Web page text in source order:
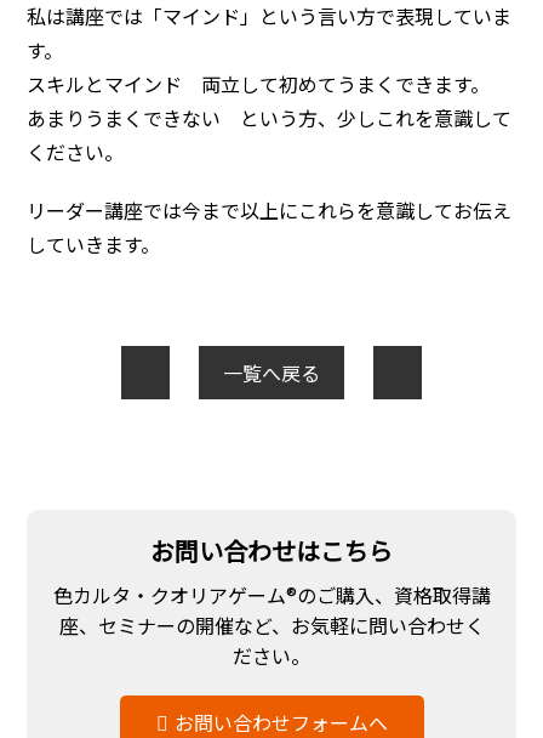
私は講座では「マインド」という言い方で表現していま
す。
スキルとマインド 両立して初めてうまくできます。
あまりうまくできない という方、少しこれを意識して
ください。
リーダー講座では今まで以上にこれらを意識してお伝え
していきます。
一覧へ戻る
お問い合わせはこちら
色カルタ・クオリアゲーム®のご購入、資格取得講
座、セミナーの開催など、お気軽に問い合わせく
ださい。
お問い合わせフォームへ